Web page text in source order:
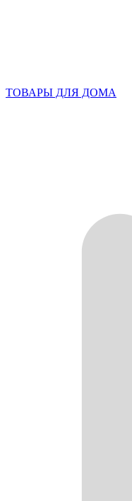
ТОВАРЫ ДЛЯ ДОМА